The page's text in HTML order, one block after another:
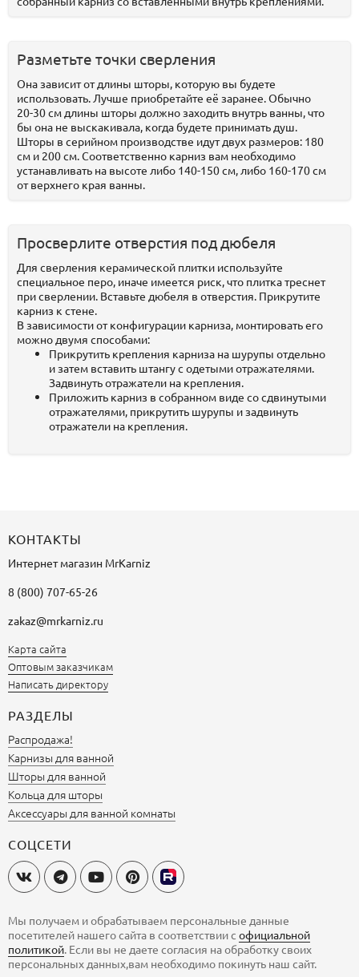
Разметьте точки сверления
Она зависит от длины шторы, которую вы будете
использовать. Лучше приобретайте её заранее. Обычно
20-30 см длины шторы должно заходить внутрь ванны, что
бы она не выскакивала, когда будете принимать душ.
Шторы в серийном производстве идут двух размеров: 180
см и 200 см. Соответственно карниз вам необходимо
устанавливать на высоте либо 140-150 см, либо 160-170 см
от верхнего края ванны.
Просверлите отверстия под дюбеля
Для сверления керамической плитки используйте
специальное перо, иначе имеется риск, что плитка треснет
при сверлении. Вставьте дюбеля в отверстия. Прикрутите
карниз к стене.
В зависимости от конфигурации карниза, монтировать его
можно двумя способами:
Прикрутить крепления карниза на шурупы отдельно
и затем вставить штангу с одетыми отражателями.
Задвинуть отражатели на крепления.
Приложить карниз в собранном виде со сдвинутыми
отражателями, прикрутить шурупы и задвинуть
отражатели на крепления.
КОНТАКТЫ
Интернет магазин MrKarniz
8 (800) 707-65-26
zakaz@mrkarniz.ru
Карта сайта
Оптовым заказчикам
Написать директору
РАЗДЕЛЫ
Распродажа!
Карнизы для ванной
Шторы для ванной
Кольца для шторы
Аксессуары для ванной комнаты
СОЦСЕТИ
Мы получаем и обрабатываем персональные данные
посетителей нашего сайта в соответствии с официальной
политикой. Если вы не даете согласия на обработку своих
персональных данных,вам необходимо покинуть наш сайт.